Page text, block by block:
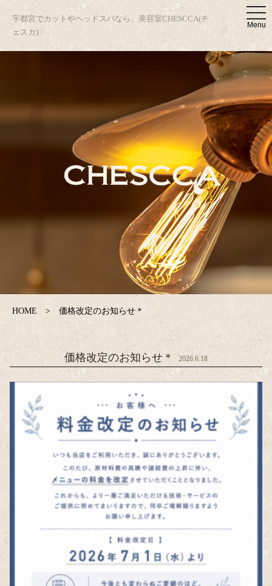
t
o
g
e
n
a
g
a
i
o
n
Menu
宇都宮でカットやヘッドスパなら、美容室CHESCCA(チ
ェスカ)
HOME 価格改定のお知らせ＊
価格改定のお知らせ＊ 2026.6.18